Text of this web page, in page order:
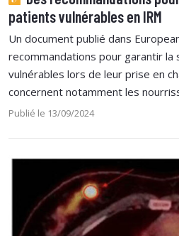
patients vulnérables en IRM
Un document publié dans
recommandations pour garantir
vulnérables lors de leur prise en
concernent notamment les
Publié le 13/09/2024